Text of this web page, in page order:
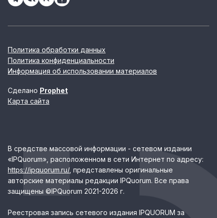
Политика обработки данных
Политика конфиденциальности
Информация об использовании материалов
Сделано Prophet
Карта сайта
В средстве массовой информации - сетевом издании
«IPQuorum», расположенном в сети Интернет по адресу:
https://ipquorum.ru/, представлены оригинальные
авторские материалы редакции IPQuorum. Все права
защищены ©IPQuorum 2021-2026 г.
Реестровая запись сетевого издания IPQUORUM за